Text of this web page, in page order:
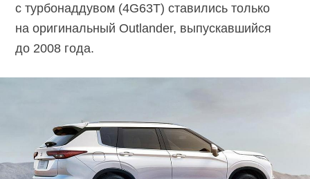
с турбонаддувом (4G63T) ставились только
на оригинальный Outlander, выпускавшийся
до 2008 года.